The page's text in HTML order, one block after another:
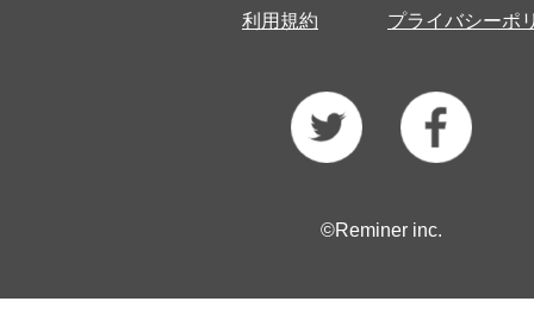
利用規約 プライバシーポ
©Reminer inc.